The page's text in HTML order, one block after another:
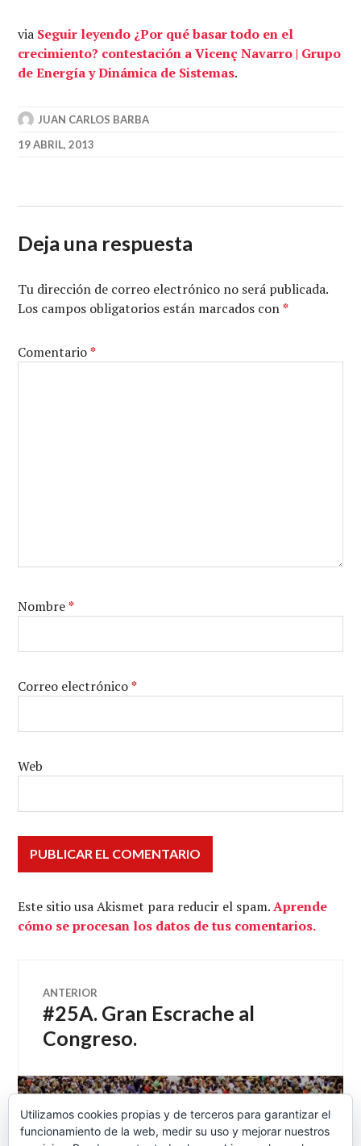
via Seguir leyendo ¿Por qué basar todo en el
crecimiento? contestación a Vicenç Navarro | Grupo
de Energía y Dinámica de Sistemas.
JUAN CARLOS BARBA
19 ABRIL, 2013
Deja una respuesta
Tu dirección de correo electrónico no será publicada.
Los campos obligatorios están marcados con*
Comentario*
Nombre*
Correo electrónico*
Web
Este sitio usa Akismet para reducir el spam.Aprende
cómo se procesan los datos de tus comentarios.
Navegación
de
entradas
ANTERIOR
Entrada
anterior:
#25A. Gran Escrache al
Congreso.
SIGUIENTE
Entrada
La voz del pueblo – Economía
Utilizamos cookies propias y de terceros para garantizar el
funcionamiento de la web, medir su uso y mejorar nuestros